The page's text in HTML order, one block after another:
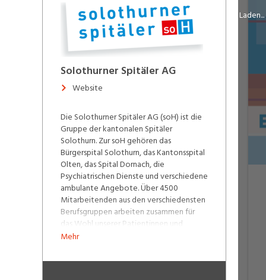
Solothurner Spitäler AG
Website
Die Solothurner Spitäler AG (soH) ist die
Gruppe der kantonalen Spitäler
Solothurn. Zur soH gehören das
Bürgerspital Solothurn, das Kantonsspital
Olten, das Spital Dornach, die
Psychiatrischen Dienste und verschiedene
ambulante Angebote. Über 4500
Mitarbeitenden aus den verschiedensten
Berufsgruppen arbeiten zusammen für
das Wohl unserer Patientinnen und
Patienten. Einziger Eigentümer der
zurzeit der Kanton Solothurn. Unsere
Mehr
Laden...